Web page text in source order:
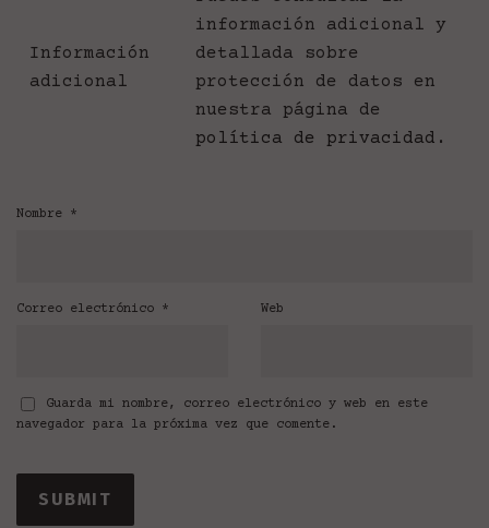
Información
adicional
información adicional y
detallada sobre
protección de datos en
nuestra página de
política de privacidad .
Nombre *
Correo electrónico * Web
Guarda mi nombre, correo electrónico y web en este
navegador para la próxima vez que comente.